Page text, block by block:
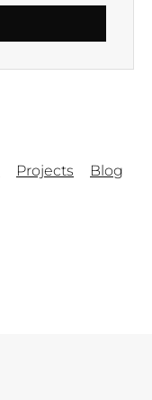
Projects Blog